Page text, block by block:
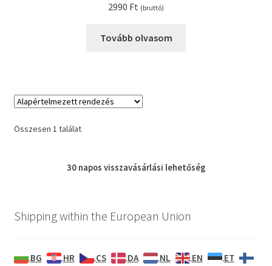
Tippek, tanácsok kenyérsütő szereléshez és
2990 Ft (bruttó)
Tovább olvasom
Összesen 1 találat
30 napos visszavásárlási lehetőség
Shipping within the European Union
BG HR CS DA NL EN
ET